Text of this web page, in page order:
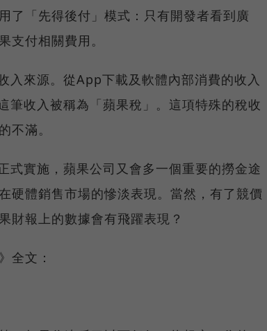
了「先得後付」模式：只有開發者看到廣
支付相關費用。
來源。從App下載及軟體內部消費的收入
收入被稱為「蘋果稅」。這項特殊的稅收
不滿。
實施，蘋果公司又會多一個重要的撈金途
硬體銷售市場的慘淡表現。當然，有了競價
財報上的數據會有飛躍表現？
全文：